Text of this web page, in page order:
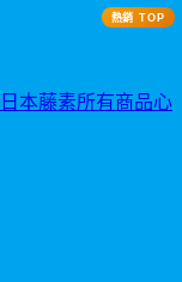
日本藤素所有商品心
熱銷 TOP